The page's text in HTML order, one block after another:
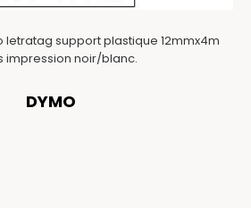
letratag support plastique 12mmx4m
impression noir/blanc.
DYMO